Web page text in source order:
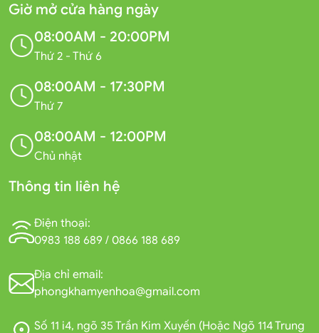
Giờ mở cửa hàng ngày
08:00AM - 20:00PM
Thứ 2 - Thứ 6
08:00AM - 17:30PM
Thứ 7
08:00AM - 12:00PM
Chủ nhật
Thông tin liên hệ
Điện thoại:
0983 188 689 / 0866 188 689
Địa chỉ email:
phongkhamyenhoa@gmail.com
Số 11 i4, ngõ 35 Trần Kim Xuyến (Hoặc Ngõ 114 Trung